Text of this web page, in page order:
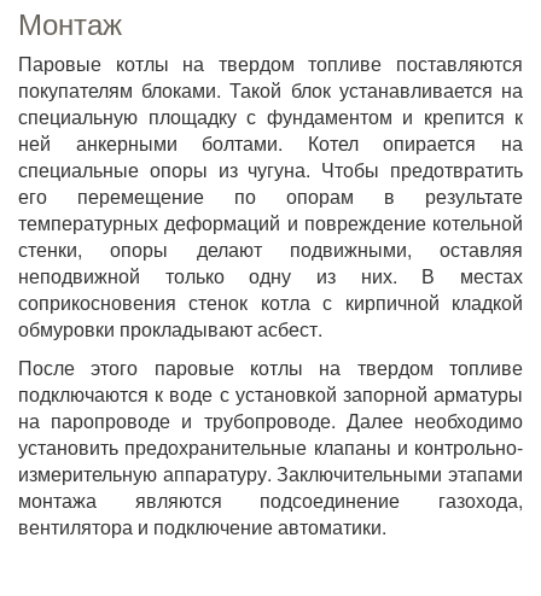
Монтаж
Паровые котлы на твердом топливе поставляются
покупателям блоками. Такой блок устанавливается на
специальную площадку с фундаментом и крепится к
ней анкерными болтами. Котел опирается на
специальные опоры из чугуна. Чтобы предотвратить
его перемещение по опорам в результате
температурных деформаций и повреждение котельной
стенки, опоры делают подвижными, оставляя
неподвижной только одну из них. В местах
соприкосновения стенок котла с кирпичной кладкой
обмуровки прокладывают асбест.
После этого паровые котлы на твердом топливе
подключаются к воде с установкой запорной арматуры
на паропроводе и трубопроводе. Далее необходимо
установить предохранительные клапаны и контрольно-
измерительную аппаратуру. Заключительными этапами
монтажа являются подсоединение газохода,
вентилятора и подключение автоматики.